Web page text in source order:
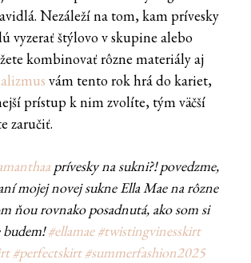
Nezáleží na tom, kam prívesky
vyzerať štýlovo v skupine alebo
kombinovať rôzne materiály aj
vám tento rok hrá do kariet,
prístup k nim zvolíte, tým väčší
zaručiť.
prívesky na sukni?! povedzme,
mojej novej sukne Ella Mae na rôzne
ňou rovnako posadnutá, ako som si
budem!#ellamae #twistingvinesskirt
#perfectskirt #summerfashion2025